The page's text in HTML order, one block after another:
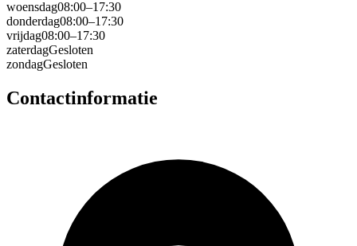
woensdag08:00–17:30
donderdag08:00–17:30
vrijdag08:00–17:30
zaterdagGesloten
zondagGesloten
Contactinformatie